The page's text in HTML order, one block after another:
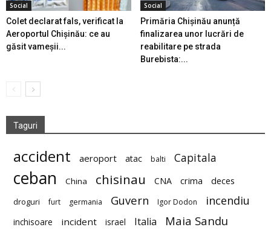
Social
Colet declarat fals, verificat la
Aeroportul Chișinău: ce au
găsit vameșii...
Social
Primăria Chișinău anunță
finalizarea unor lucrări de
reabilitare pe strada
Burebista:...
Taguri
accident aeroport atac balti Capitala
ceban China chisinau CNA crima deces
droguri furt germania Guvern Igor Dodon incendiu
inchisoare incident israel Italia Maia Sandu